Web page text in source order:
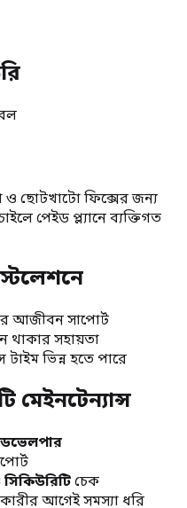
ও ছোটখাটো ফিক্সের জন্য
পেইড প্ল্যানে ব্যক্তিগত
আজীবন সাপোর্ট
থাকার সহায়তা
ভিন্ন হতে পারে
মেইনটেন্যান্স
চেক
আগেই সমস্যা ধরি